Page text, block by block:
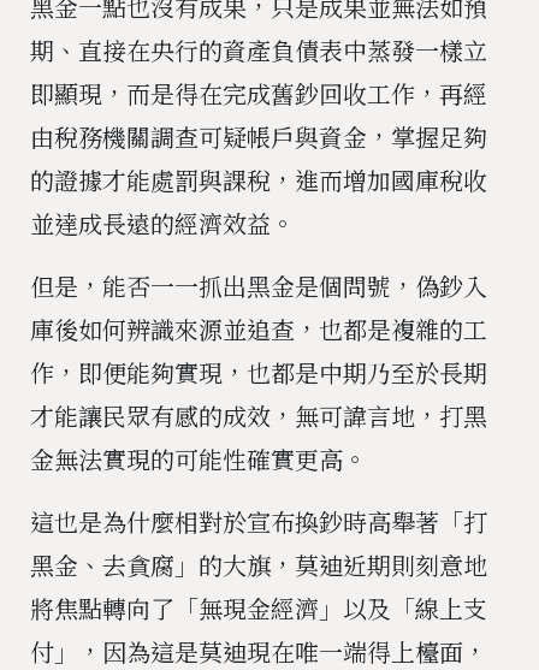
期、直接在央行的資產負債表中蒸發一樣立
即顯現，而是得在完成舊鈔回收工作，再經
由稅務機關調查可疑帳戶與資金，掌握足夠
的證據才能處罰與課稅，進而增加國庫稅收
並達成長遠的經濟效益。
但是，能否一一抓出黑金是個問號，偽鈔入
庫後如何辨識來源並追查，也都是複雜的工
作，即便能夠實現，也都是中期乃至於長期
才能讓民眾有感的成效，無可諱言地，打黑
金無法實現的可能性確實更高。
這也是為什麼相對於宣布換鈔時高舉著「打
黑金、去貪腐」的大旗，莫迪近期則刻意地
將焦點轉向了「無現金經濟」以及「線上支
付」，因為這是莫迪現在唯一端得上檯面，